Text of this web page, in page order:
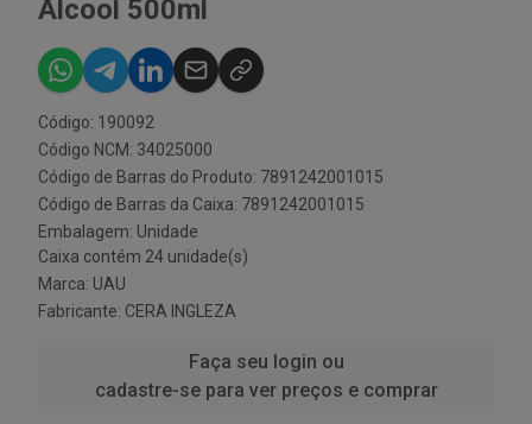
Álcool 500ml
Código: 190092
Código NCM: 34025000
Código de Barras do Produto: 7891242001015
Código de Barras da Caixa: 7891242001015
Embalagem: Unidade
Caixa contém 24 unidade(s)
Marca: UAU
Fabricante: CERA INGLEZA
Faça seu login ou
cadastre-se para ver preços e comprar